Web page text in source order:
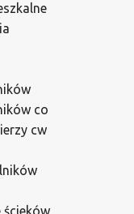
co
cw